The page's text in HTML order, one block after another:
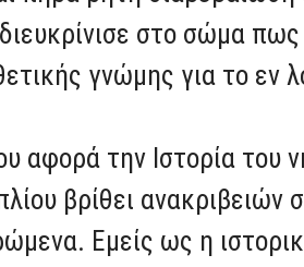
στο σώμα
γνώμης για το εν
αφορά την Ιστορία του
βρίθει ανακριβειών
Εμείς ως η